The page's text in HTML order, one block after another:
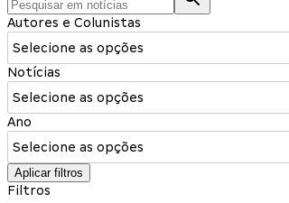
Autores e Colunistas
Selecione as opções
Notícias
Selecione as opções
Ano
Selecione as opções
Aplicar filtros
Filtros